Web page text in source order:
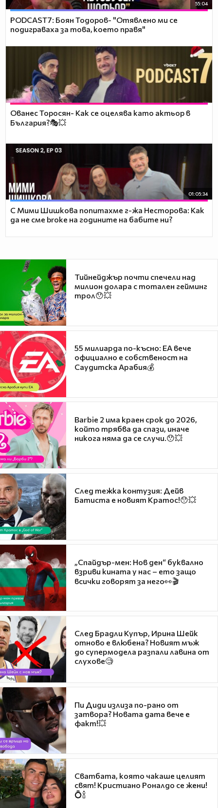
55:04
PODCAST7: ‪Боян Тодоров- "Отявлено ми се
подиграваха за това, което правя"
Ованес Торосян- Как се оцелява като актьор в
България?🎭💥
01:05:34
С Мими Шишкова попитахме г-жа Несторова: Как
да не сме broke на годините на бабите ни?
Тийнейджър почти спечели над
милион долара с тотален гейминг
трол😯💥
55 милиарда по-късно: EA вече
официално е собственост на
Саудитска Арабия💰
Barbie 2 има краен срок до 2026,
който трябва да спази, иначе
никога няма да се случи.😯💥
След тежка контузия: Дейв
Батиста е новият Кратос!😯💥
„Спайдър-мен: Нов ден“ буквално
взриви кината у нас – ето защо
всички говорят за него👀🎬
След Брадли Купър, Ирина Шейк
отново е влюбена? Новият мъж
до супермодела разпали лавина от
слухове🧐
Пи Диди излиза по-рано от
затвора? Новата дата вече е
факт!💥
Сватбата, която чакаше целият
свят! Кристиано Роналдо се жени!
💍🍾